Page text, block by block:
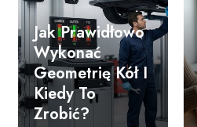
Jak Prawidłowo
Wykonać
Geometrię Kół I
Kiedy To
Zrobić?